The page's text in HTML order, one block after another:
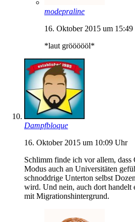
modepraline
16. Oktober 2015 um
*laut gröööööl*
Dampfbloque
16. Oktober 2015 um 10:09 Uhr
Schlimm finde ich vor allem, dass
Modus auch an Universitäten
schnoddrige Unterton selbst
wird. Und nein, auch dort handelt
mit Migrationshintergrund.